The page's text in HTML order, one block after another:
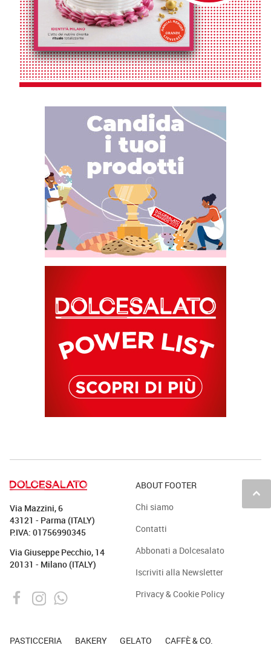
keyboard_arrow_up
Via Mazzini, 6
43121 - Parma (ITALY)
P.IVA: 01756990345
Via Giuseppe Pecchio, 14
20131 - Milano (ITALY)
ABOUT FOOTER
Chi siamo
Contatti
Abbonati a Dolcesalato
Iscriviti alla Newsletter
Privacy & Cookie Policy
PASTICCERIA BAKERY GELATO CAFFÈ & CO.